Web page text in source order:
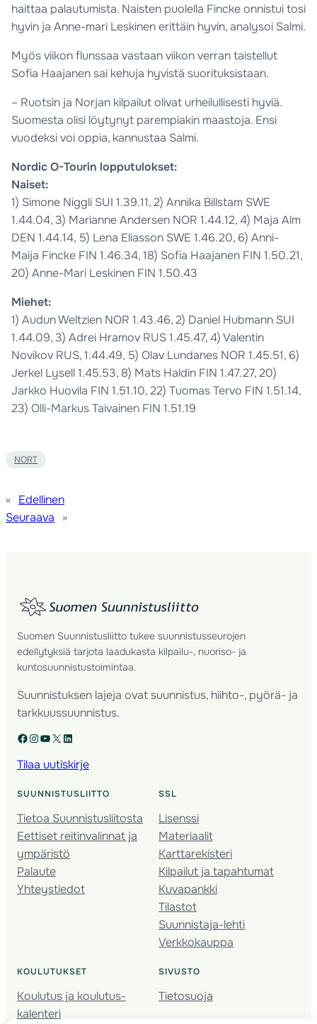
haittaa palautumista. Naisten puolella Fincke onnistui tosi
hyvin ja Anne-mari Leskinen erittäin hyvin, analysoi Salmi.
Myös viikon flunssaa vastaan viikon verran taistellut
Sofia Haajanen sai kehuja hyvistä suorituksistaan.
– Ruotsin ja Norjan kilpailut olivat urheilullisesti hyviä.
Suomesta olisi löytynyt parempiakin maastoja. Ensi
vuodeksi voi oppia, kannustaa Salmi.
Nordic O-Tourin lopputulokset:
Naiset:
1) Simone Niggli SUI 1.39.11, 2) Annika Billstam SWE
1.44.04, 3) Marianne Andersen NOR 1.44.12, 4) Maja Alm
DEN 1.44.14, 5) Lena Eliasson SWE 1.46.20, 6) Anni-
Maija Fincke FIN 1.46.34, 18) Sofia Haajanen FIN 1.50.21,
20) Anne-Mari Leskinen FIN 1.50.43
Miehet:
1) Audun Weltzien NOR 1.43.46, 2) Daniel Hubmann SUI
1.44.09, 3) Adrei Hramov RUS 1.45.47, 4) Valentin
Novikov RUS, 1.44.49, 5) Olav Lundanes NOR 1.45.51, 6)
Jerkel Lysell 1.45.53, 8) Mats Haldin FIN 1.47.27, 20)
Jarkko Huovila FIN 1.51.10, 22) Tuomas Tervo FIN 1.51.14,
23) Olli-Markus Taivainen FIN 1.51.19
NORT
« Edellinen
Seuraava
»
Suomen Suunnistusliitto tukee suunnistusseurojen
edellytyksiä tarjota laadukasta kilpailu-, nuoriso- ja
kuntosuunnistustoimintaa.
Suunnistuksen lajeja ovat suunnistus, hiihto-, pyörä- ja
tarkkuussuunnistus.
Facebook Instagram YouTube X LinkedIn
Tilaa uutiskirje
SUUNNISTUSLIITTO
Tietoa Suunnistusliitosta
Eettiset reitinvalinnat ja
ympäristö
Palaute
Yhteystiedot
SSL
Lisenssi
Materiaalit
Karttarekisteri
Kilpailut ja tapahtumat
Kuvapankki
Tilastot
Suunnistaja-lehti
Verkkokauppa
KOULUTUKSET
Koulutus ja koulutus­
kalenteri
SIVUSTO
Tietosuoja